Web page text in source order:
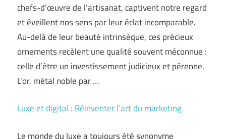
chefs-d’œuvre de l’artisanat, captivent notre regard
et éveillent nos sens par leur éclat incomparable.
Au-delà de leur beauté intrinsèque, ces précieux
ornements recèlent une qualité souvent méconnue :
celle d’être un investissement judicieux et pérenne.
L’or, métal noble par …
Luxe et digital : Réinventer l’art du marketing
Le monde du luxe a toujours été synonyme